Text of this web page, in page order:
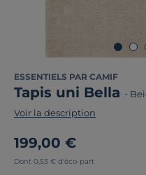
ESSENTIELS PAR CAMIF
Tapis uni Bella -
Voir la description
199,00 €
Dont 0,53 € d'éco-part